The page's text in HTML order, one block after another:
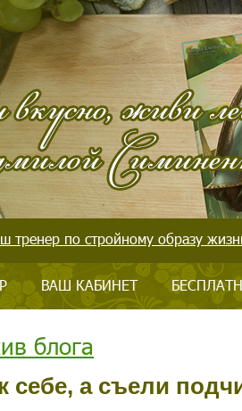
тренер по стройному образу
ВАШ КАБИНЕТ
блога
себе, а съели